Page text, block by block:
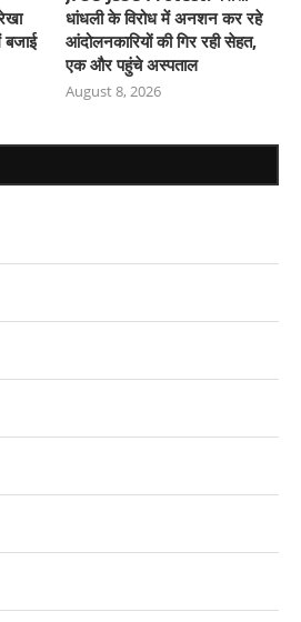
धांधली के विरोध में अनशन कर रहे
आंदोलनकारियों की गिर रही सेहत,
एक और पहुंचे अस्पताल
August 8, 2026